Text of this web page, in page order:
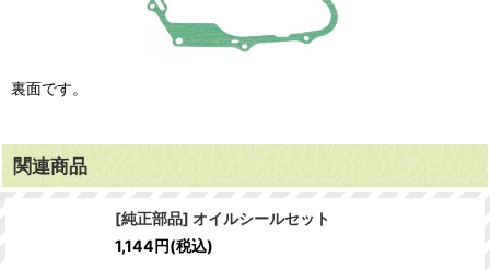
裏面です。
関連商品
[純正部品] オイルシールセット
1,144円(税込)